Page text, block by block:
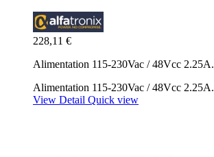
228,11 €
Alimentation 115-230Vac / 48Vcc 2.25A.
Alimentation 115-230Vac / 48Vcc 2.25A.
View Detail Quick view